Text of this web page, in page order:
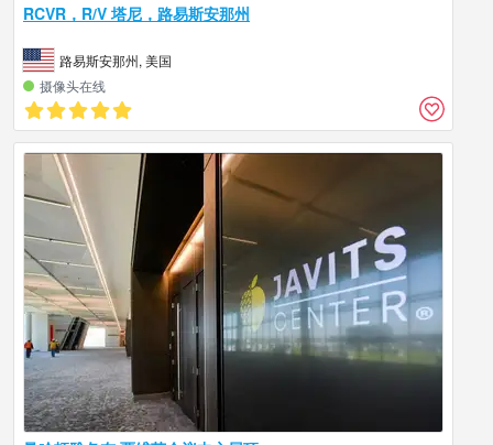
RCVR，R/V 塔尼，路易斯安那州
路易斯安那州, 美国
摄像头在线